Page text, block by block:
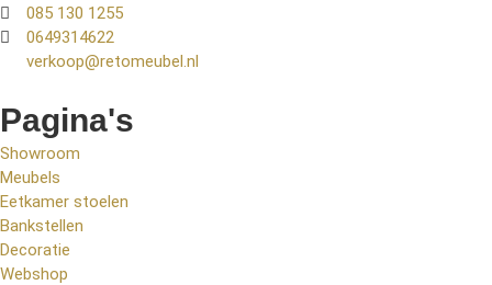
085 130 1255
0649314622
verkoop@retomeubel.nl
Pagina's
Showroom
Meubels
Eetkamer stoelen
Bankstellen
Decoratie
Webshop